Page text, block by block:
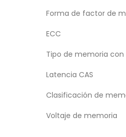
Forma de factor de
ECC
Tipo de memoria
Latencia CAS
Clasificación de
Voltaje de memoria